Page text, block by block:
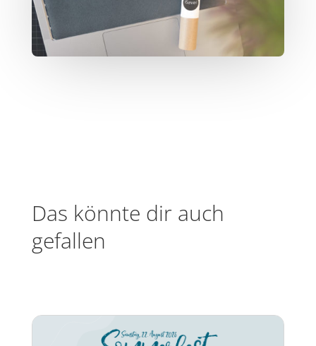
Das könnte dir auch
gefallen